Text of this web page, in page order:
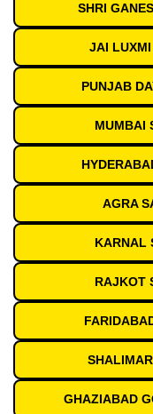
SHRI
JAI
PUNJAB
MUMBAI
AGRA
KARNAL
RAJKOT
GHAZIABAD